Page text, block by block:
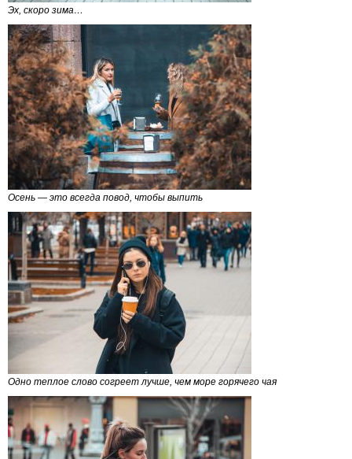
Эх, скоро зима…
Осень — это всегда повод, чтобы выпить
Одно теплое слово согреет лучше, чем море горячего чая